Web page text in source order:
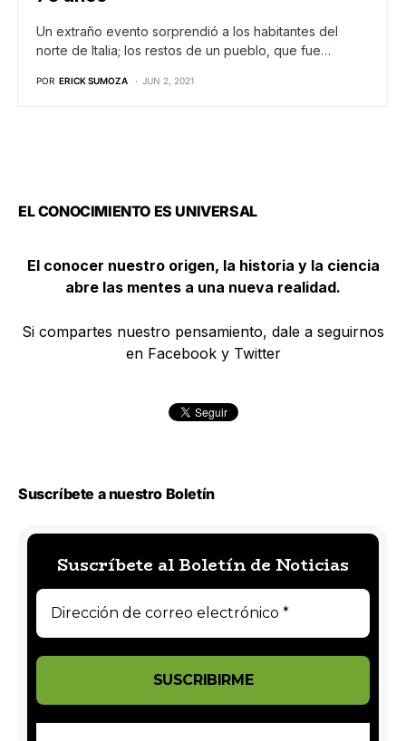
Un extraño evento sorprendió a los habitantes del
norte de Italia; los restos de un pueblo, que fue…
POR ERICK SUMOZA JUN 2, 2021
EL CONOCIMIENTO ES UNIVERSAL
El conocer nuestro origen, la historia y la ciencia
abre las mentes a una nueva realidad.
Si compartes nuestro pensamiento, dale a seguirnos
en Facebook y Twitter
Suscríbete a nuestro Boletín
Suscríbete al Boletín de Noticias